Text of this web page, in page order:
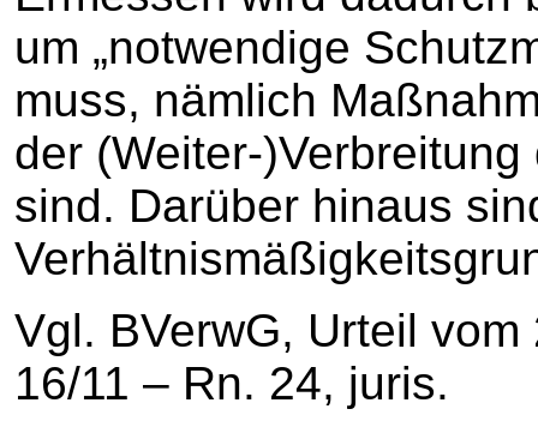
um „notwendige
muss, nämlich
der (Weiter-
sind. Darüber hinaus
Vgl. BVerwG, Urteil
16/11 – Rn. 24, juris.